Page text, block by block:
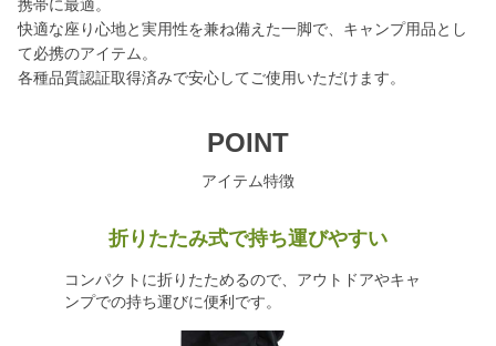
携帯に最適。
快適な座り心地と実用性を兼ね備えた一脚で、キャンプ用品とし
て必携のアイテム。
各種品質認証取得済みで安心してご使用いただけます。
POINT
アイテム特徴
折りたたみ式で持ち運びやすい
コンパクトに折りたためるので、アウトドアやキャ
ンプでの持ち運びに便利です。